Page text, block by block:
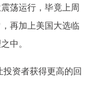
荡运行，毕竟上周
再加上美国大选临
中。
资者获得更高的回